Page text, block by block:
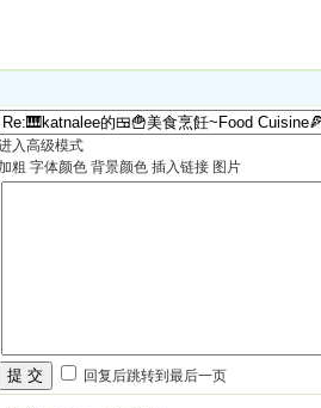
入高级模式
粗 字体颜色 背景颜色 插入链接 图片
提 交 回复后跳转到最后一页